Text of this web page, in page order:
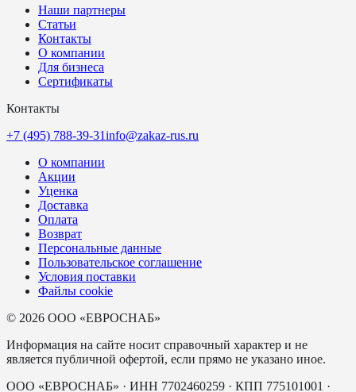
Наши партнеры
Статьи
Контакты
О компании
Для бизнеса
Сертификаты
Контакты
+7 (495) 788-39-31info@zakaz-rus.ru
О компании
Акции
Уценка
Доставка
Оплата
Возврат
Персональные данные
Пользовательское соглашение
Условия поставки
Файлы cookie
© 2026 ООО «ЕВРОСНАБ»
Информация на сайте носит справочный характер и не
является публичной офертой, если прямо не указано иное.
ООО «ЕВРОСНАБ» · ИНН 7702460259 · КПП 775101001 ·